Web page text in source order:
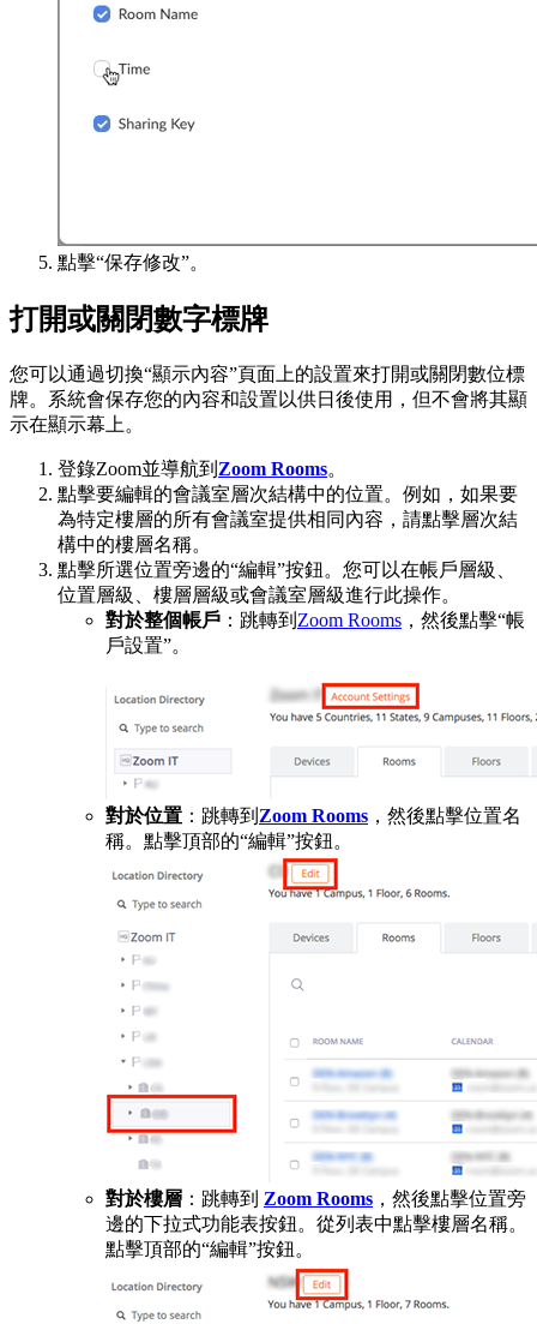
點擊“保存修改”。
打開或關閉數字標牌
您可以通過切換“顯示內容”頁面上的設置來打開或關閉數位標
牌。系統會保存您的內容和設置以供日後使用，但不會將其顯
示在顯示幕上。
登錄Zoom並導航到 Zoom Rooms。
點擊要編輯的會議室層次結構中的位置。例如，如果要
為特定樓層的所有會議室提供相同內容，請點擊層次結
構中的樓層名稱。
點擊所選位置旁邊的“編輯”按鈕。您可以在帳戶層級、
位置層級、樓層層級或會議室層級進行此操作。
對於整個帳戶 ：跳轉到 Zoom Rooms ，然後點擊“帳
戶設置”。
對於位置 ：跳轉到 Zoom Rooms ，然後點擊位置名
稱。點擊頂部的“編輯”按鈕。
對於樓層 ：跳轉到 Zoom Rooms ，然後點擊位置旁
邊的下拉式功能表按鈕。從列表中點擊樓層名稱。
點擊頂部的“編輯”按鈕。